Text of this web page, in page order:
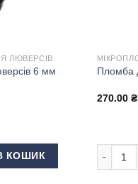
ЛЮВЕРСІВ
6 мм
6 мм (КИТАЙ) кількість
КОШИК
Пломба
270.00 ₴
Пломба